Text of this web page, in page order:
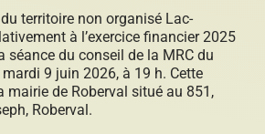
et appels de projets
territoire non organisé Lac-
à l’exercice financier 2025
séance du conseil de la MRC du
9 juin 2026, à 19 h. Cette
mairie de Roberval situé au 851,
Roberval.